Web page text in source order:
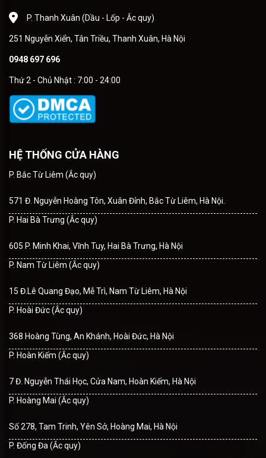
P. Thanh Xuân (Dầu - Lốp - Ắc quy)
251 Nguyễn Xiển, Tân Triều, Thanh Xuân, Hà Nội
0948 697 696
Thứ 2 - Chủ Nhật : 7:00 - 24:00
HỆ THỐNG CỬA HÀNG
P. Bắc Từ Liêm (Ắc quy)
571 Đ. Nguyễn Hoàng Tôn, Xuân Đỉnh, Bắc Từ Liêm, Hà Nội.
P. Hai Bà Trưng (Ắc quy)
605 P. Minh Khai, Vĩnh Tuy, Hai Bà Trưng, Hà Nội
P. Nam Từ Liêm (Ắc quy)
15 Đ.Lê Quang Đạo, Mễ Trì, Nam Từ Liêm, Hà Nội
P. Hoài Đức (Ắc quy)
368 Hoàng Tùng, An Khánh, Hoài Đức, Hà Nội
P. Hoàn Kiếm (Ắc quy)
7 Đ. Nguyễn Thái Học, Cửa Nam, Hoàn Kiếm, Hà Nội
P. Hoàng Mai (Ắc quy)
Số 278, Tam Trinh, Yên Sở, Hoàng Mai, Hà Nội
P. Đống Đa (Ắc quy)